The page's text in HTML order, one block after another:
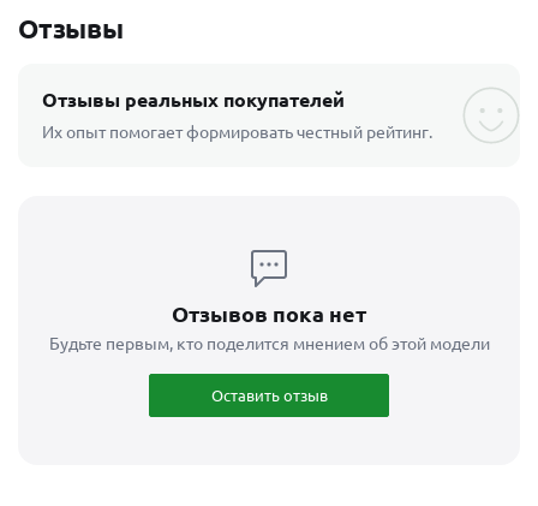
Отзывы
Отзывы реальных покупателей
Их опыт помогает формировать честный рейтинг.
Отзывов пока нет
Будьте первым, кто поделится мнением об этой модели
Оставить отзыв